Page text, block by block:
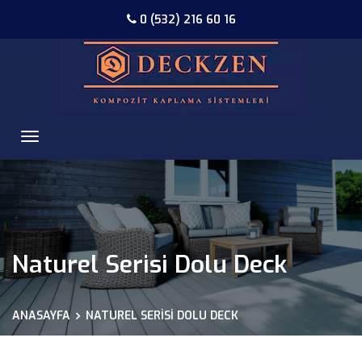
0 (532) 216 60 16
Naturel Serisi Dolu Deck
ANASAYFA NATUREL SERISI DOLU DECK